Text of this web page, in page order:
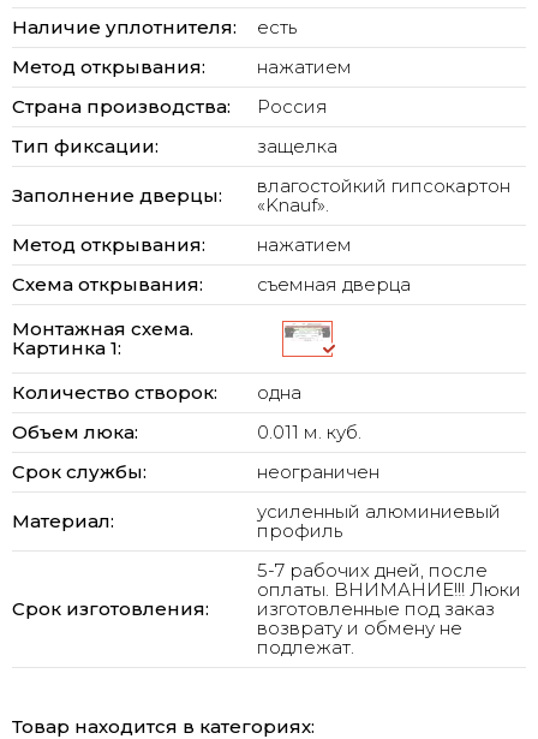
Наличие уплотнителя:
есть
Метод открывания:
нажатием
Страна производства:
Россия
Тип фиксации:
защелка
Заполнение дверцы:
влагостойкий гипсокартон
«Knauf».
Метод открывания:
нажатием
Схема открывания:
съемная дверца
Монтажная схема.
Картинка 1:
Количество створок:
одна
Объем люка:
0.011 м. куб.
Срок службы:
неограничен
Материал:
усиленный алюминиевый
профиль
Срок изготовления:
5-7 рабочих дней, после
оплаты. ВНИМАНИЕ!!! Люки
изготовленные под заказ
возврату и обмену не
подлежат.
Товар находится в категориях: